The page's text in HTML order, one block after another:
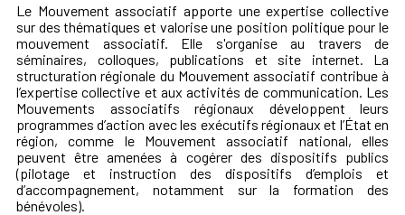
Le Mouvement associatif apporte une expertise collective
sur des thématiques et valorise une position politique pour le
mouvement associatif. Elle s'organise au travers de
séminaires, colloques, publications et site internet. La
structuration régionale du Mouvement associatif contribue à
l’expertise collective et aux activités de communication. Les
Mouvements associatifs régionaux développent leurs
programmes d’action avec les exécutifs régionaux et l’État en
région, comme le Mouvement associatif national, elles
peuvent être amenées à cogérer des dispositifs publics
(pilotage et instruction des dispositifs d’emplois et
d’accompagnement, notamment sur la formation des
bénévoles).